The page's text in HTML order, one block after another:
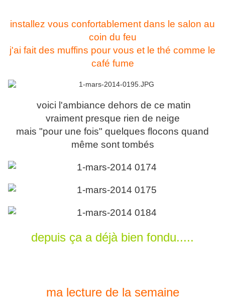
installez vous confortablement dans le salon au
coin du feu
j'ai fait des muffins pour vous et le thé comme le
café fume
voici l'ambiance dehors de ce matin
vraiment presque rien de neige
mais "pour une fois" quelques flocons quand
même sont tombés
depuis ça a déjà bien fondu.....
ma lecture de la semaine